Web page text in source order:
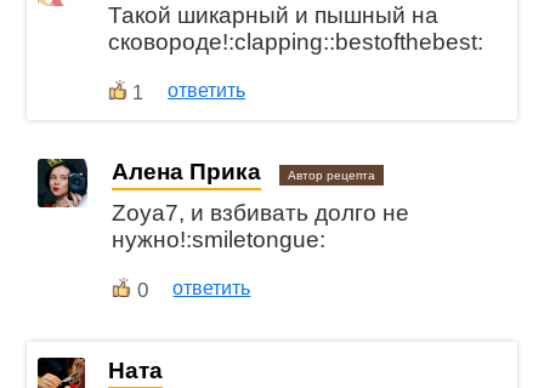
Такой шикарный и пышный на
сковороде!:clapping::bestofthebest:
1 ответить
Алена Прика Автор рецепта
Zoya7, и взбивать долго не
нужно!:smiletongue:
0 ответить
Ната